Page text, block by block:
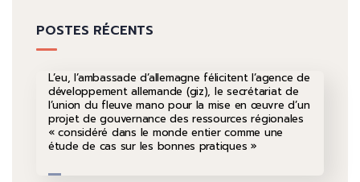
POSTES RÉCENTS
L’eu, l’ambassade d’allemagne félicitent l’agence de
développement allemande (giz), le secrétariat de
l’union du fleuve mano pour la mise en œuvre d’un
projet de gouvernance des ressources régionales
« considéré dans le monde entier comme une
étude de cas sur les bonnes pratiques »